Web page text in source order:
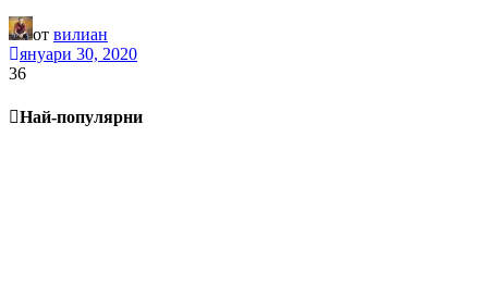
от вилиан
януари 30, 2020
36
Най-популярни